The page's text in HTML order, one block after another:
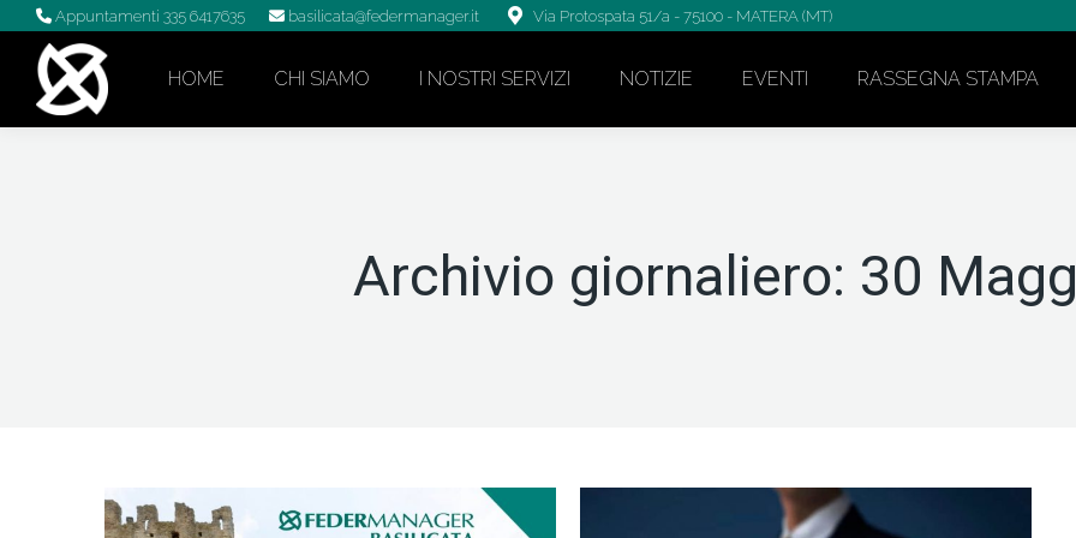
Appuntamenti 335 6417635 basilicata@federmanager.it Via Protospata 51/a - 75100 - MATERA (MT)
HOME CHI SIAMO I NOSTRI SERVIZI NOTIZIE EVENTI RASSEGNA STAMPA
Archivio giornaliero: 30